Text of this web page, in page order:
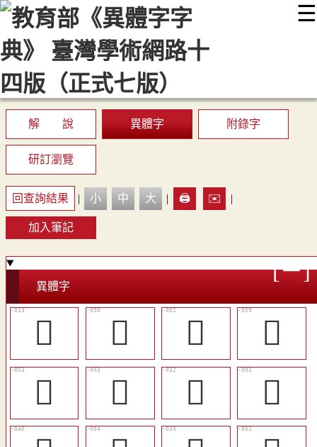
☰
::: 最新消息 常見問題 編輯說明
顯示模式
網站導覽
解 說 異體字 附錄字
研訂瀏覽
回查詢結果 | 小 中 大 | 🖨️ ✉️ |
加入筆記
異體字
𠕢 󳡥 𠙘
󳡬
󳡨
𡬠 󳡗
𡭌